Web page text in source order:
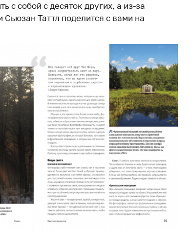
с собой с десяток других, а из-за
Таттл поделится с вами на